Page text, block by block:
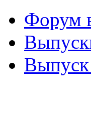
Форум
Выпуск